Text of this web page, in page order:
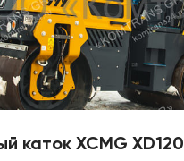
каток XCMG XD120